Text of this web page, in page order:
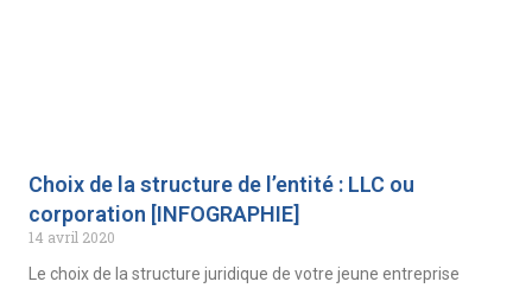
Choix de la structure de l’entité : LLC ou
corporation [INFOGRAPHIE]
14 avril 2020
Le choix de la structure juridique de votre jeune entreprise